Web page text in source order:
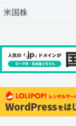
米国株